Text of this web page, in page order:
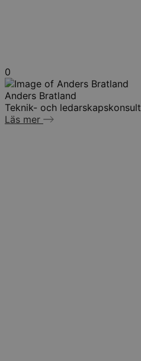
0
Anders Bratland
Teknik- och ledarskapskonsult
Läs mer